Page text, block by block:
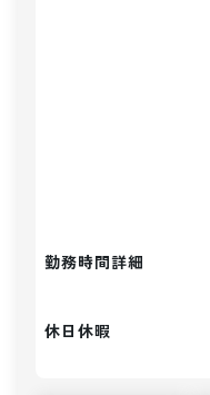
勤務時間詳細
休日休暇